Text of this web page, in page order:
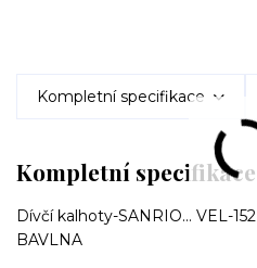
Kompletní specifikace
Kompletní specifikace
Dívčí kalhoty-SANRIO... VEL-152
BAVLNA